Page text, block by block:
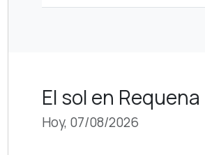
El sol en Requena
Hoy, 07/08/2026